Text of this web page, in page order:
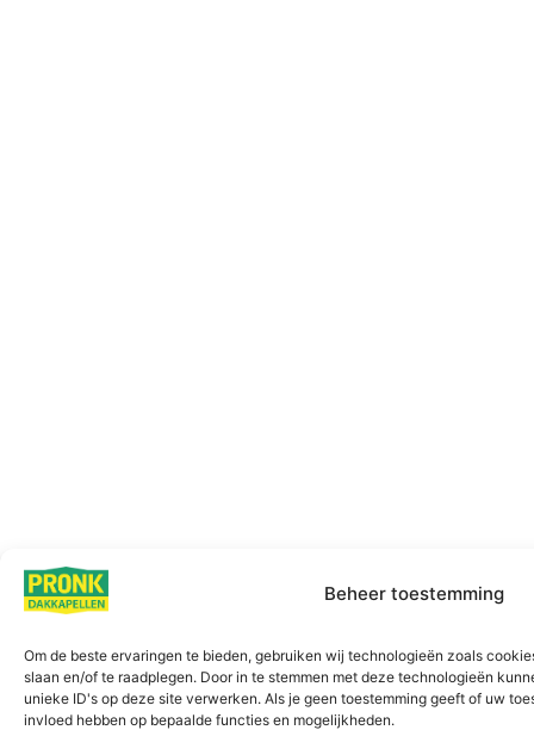
Beheer toestemming
Om de beste ervaringen te bieden, gebruiken wij technologieën zoals
slaan en/of te raadplegen. Door in te stemmen met deze technologieën
unieke ID's op deze site verwerken. Als je geen toestemming geeft of uw
invloed hebben op bepaalde functies en mogelijkheden.